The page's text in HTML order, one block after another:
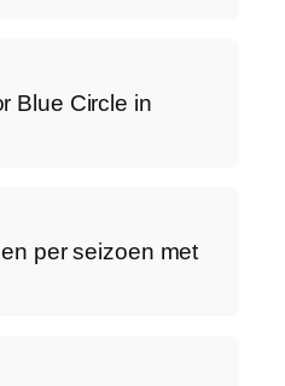
Blue Circle in
per seizoen met